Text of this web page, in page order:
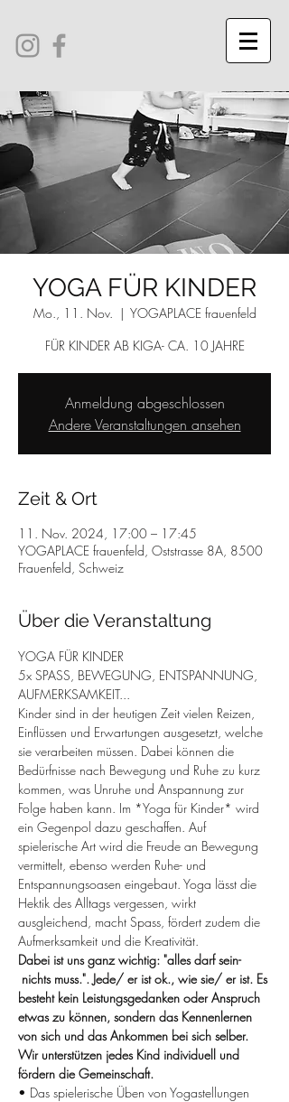
YOGA FÜR KINDER
Mo., 11. Nov.
  |
YOGAPLACE frauenfeld
FÜR KINDER AB KIGA- CA. 10 JAHRE
Anmeldung abgeschlossen
Andere Veranstaltungen ansehen
Zeit & Ort
11. Nov. 2024, 17:00 – 17:45
YOGAPLACE frauenfeld, Oststrasse 8A, 8500
Frauenfeld, Schweiz
Über die Veranstaltung
YOGA FÜR KINDER
5x SPASS, BEWEGUNG, ENTSPANNUNG,
AUFMERKSAMKEIT...
Kinder sind in der heutigen Zeit vielen Reizen,
Einflüssen und Erwartungen ausgesetzt, welche
sie verarbeiten müssen. Dabei können die
Bedürfnisse nach Bewegung und Ruhe zu kurz
kommen, was Unruhe und Anspannung zur
Folge haben kann. Im *Yoga für Kinder* wird
ein Gegenpol dazu geschaffen. Auf
spielerische Art wird die Freude an Bewegung
vermittelt, ebenso werden Ruhe- und
Entspannungsoasen eingebaut. Yoga lässt die
Hektik des Alltags vergessen, wirkt
ausgleichend, macht Spass, fördert zudem die
Aufmerksamkeit und die Kreativität.
Dabei ist uns ganz wichtig: "alles darf sein-
nichts muss.". Jede/ er ist ok., wie sie/ er ist. Es
besteht kein Leistungsgedanken oder Anspruch
etwas zu können, sondern das Kennenlernen
von sich und das Ankommen bei sich selber.
Wir unterstützen jedes Kind individuell und
fördern die Gemeinschaft.
• Das spielerische Üben von Yogastellungen